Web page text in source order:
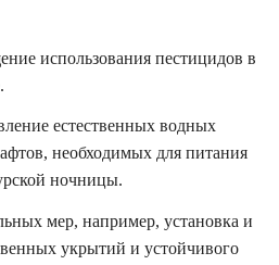
использования пестицидов в
естественных водных
необходимых для питания
ночницы.
мер, например, установка и
укрытий и устойчивого